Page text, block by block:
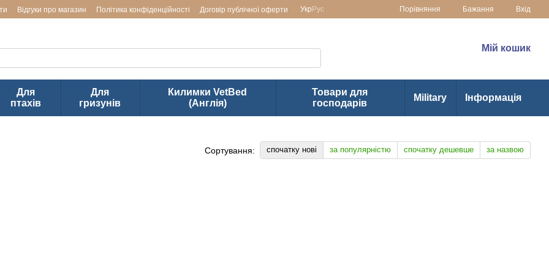
Відгуки про магазин Політика конфіденційності Договір публічної оферти Укр Рус Порівняння Бажання Вхід
Мій кошик
Для
птахів
Для
гризунів
Килимки VetBed
(Англія)
Товари для
господарів
Military Інформація
Сортування: спочатку нові за популярністю спочатку дешевше за назвою